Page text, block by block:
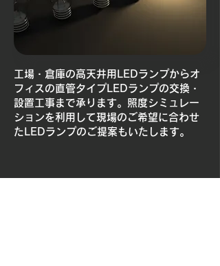
工場・倉庫の高天井用LEDランプからオ
フィスの直管タイプLEDランプの交換・
設置工事まで承ります。照度シミュレー
ションを利用して現場のご希望に合わせ
たLEDランプのご提案もいたします。